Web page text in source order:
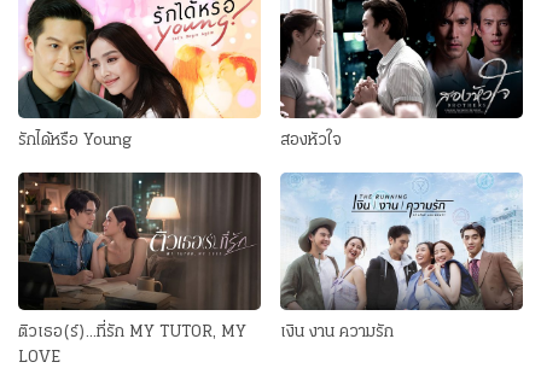
รักได้หรือ Young สองหัวใจ
ติวเธอ(ร์)...ที่รัก MY TUTOR, MY
LOVE
เงิน งาน ความรัก